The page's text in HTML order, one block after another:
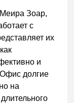
Зоар,
с
их
и
долгие
на